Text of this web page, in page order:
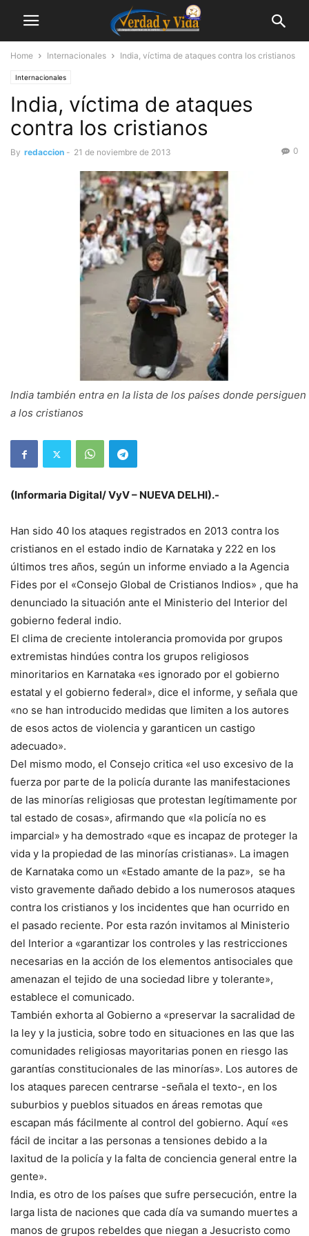
Home Internacionales India, víctima de ataques contra los cristianos
Internacionales
India, víctima de ataques
contra los cristianos
By redaccion - 21 de noviembre de 2013 0
India también entra en la lista de los países donde persiguen
a los cristianos
(Informaria Digital/ VyV – NUEVA DELHI).-
Han sido 40 los ataques registrados en 2013 contra los
cristianos en el estado indio de Karnataka y 222 en los
últimos tres años, según un informe enviado a la Agencia
Fides por el «Consejo Global de Cristianos Indios» , que ha
denunciado la situación ante el Ministerio del Interior del
gobierno federal indio.
El clima de creciente intolerancia promovida por grupos
extremistas hindúes contra los grupos religiosos
minoritarios en Karnataka «es ignorado por el gobierno
estatal y el gobierno federal», dice el informe, y señala que
«no se han introducido medidas que limiten a los autores
de esos actos de violencia y garanticen un castigo
adecuado».
Del mismo modo, el Consejo critica «el uso excesivo de la
fuerza por parte de la policía durante las manifestaciones
de las minorías religiosas que protestan legítimamente por
tal estado de cosas», afirmando que «la policía no es
imparcial» y ha demostrado «que es incapaz de proteger la
vida y la propiedad de las minorías cristianas». La imagen
de Karnataka como un «Estado amante de la paz», se ha
visto gravemente dañado debido a los numerosos ataques
contra los cristianos y los incidentes que han ocurrido en
el pasado reciente. Por esta razón invitamos al Ministerio
del Interior a «garantizar los controles y las restricciones
necesarias en la acción de los elementos antisociales que
amenazan el tejido de una sociedad libre y tolerante»,
establece el comunicado.
También exhorta al Gobierno a «preservar la sacralidad de
la ley y la justicia, sobre todo en situaciones en las que las
comunidades religiosas mayoritarias ponen en riesgo las
garantías constitucionales de las minorías». Los autores de
los ataques parecen centrarse -señala el texto-, en los
suburbios y pueblos situados en áreas remotas que
escapan más fácilmente al control del gobierno. Aquí «es
fácil de incitar a las personas a tensiones debido a la
laxitud de la policía y la falta de conciencia general entre la
gente».
India, es otro de los países que sufre persecución, entre la
larga lista de naciones que cada día va sumando muertes a
manos de grupos rebeldes que niegan a Jesucristo como